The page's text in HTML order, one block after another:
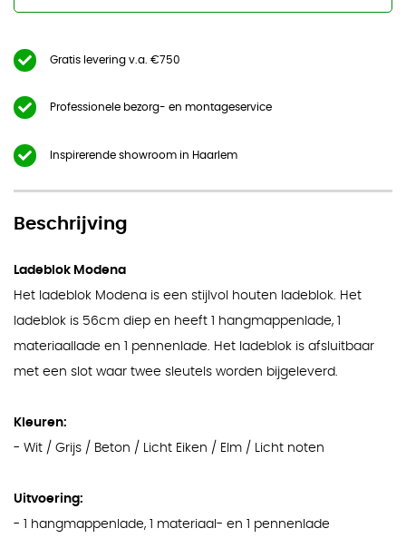
Gratis levering v.a. €750
Professionele bezorg- en montageservice
Inspirerende showroom in Haarlem
Beschrijving
Ladeblok Modena
Het ladeblok Modena is een stijlvol houten ladeblok. Het
ladeblok is 56cm diep en heeft 1 hangmappenlade, 1
materiaallade en 1 pennenlade. Het ladeblok is afsluitbaar
met een slot waar twee sleutels worden bijgeleverd.
Kleuren:
- Wit / Grijs / Beton / Licht Eiken / Elm / Licht noten
Uitvoering:
- 1 hangmappenlade, 1 materiaal- en 1 pennenlade